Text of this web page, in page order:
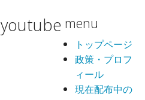
youtube menu
トップページ
政策・プロフ
ィール
現在配布中の